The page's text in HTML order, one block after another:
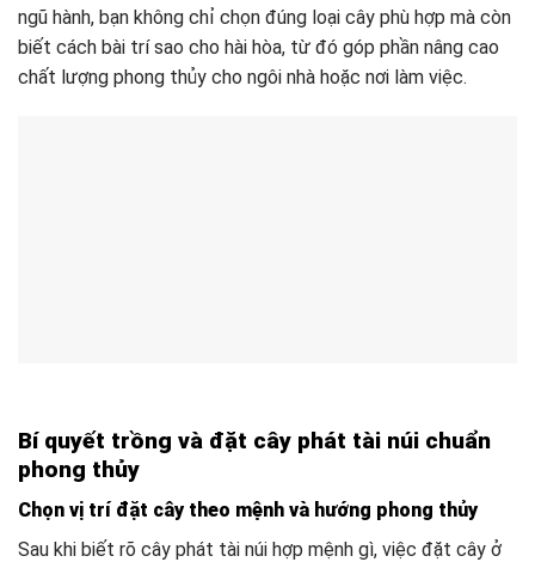
ngũ hành, bạn không chỉ chọn đúng loại cây phù hợp mà còn
biết cách bài trí sao cho hài hòa, từ đó góp phần nâng cao
chất lượng phong thủy cho ngôi nhà hoặc nơi làm việc.
Bí quyết trồng và đặt cây phát tài núi chuẩn
phong thủy
Chọn vị trí đặt cây theo mệnh và hướng phong thủy
Sau khi biết rõ cây phát tài núi hợp mệnh gì, việc đặt cây ở